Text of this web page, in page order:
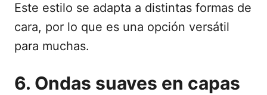
Este estilo se adapta a distintas formas de
cara, por lo que es una opción versátil
para muchas.
6. Ondas suaves en capas